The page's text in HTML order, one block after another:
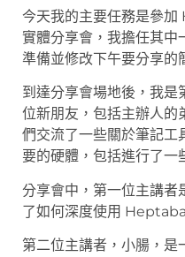
今天我的主要任務是參
實體分享會，我擔任其中
準備並修改下午要分享的
到達分享會場地後，我是
位新朋友，包括主辦人的
們交流了一些關於筆記工
要的硬體，包括進行了一
分享會中，第一位主講者
了如何深度使用
第二位主講者，小腸，是